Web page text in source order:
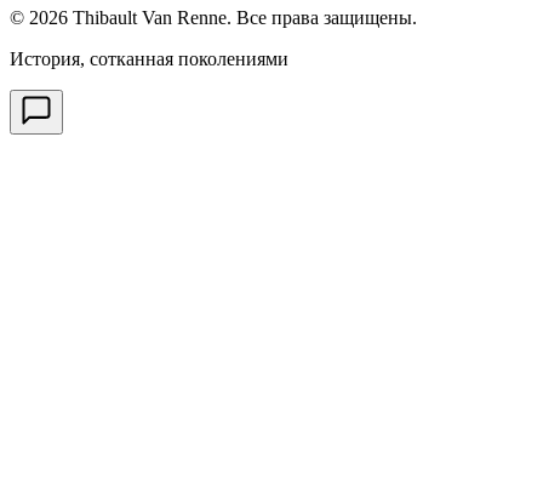
© 2026 Thibault Van Renne. Все права защищены.
История, сотканная поколениями